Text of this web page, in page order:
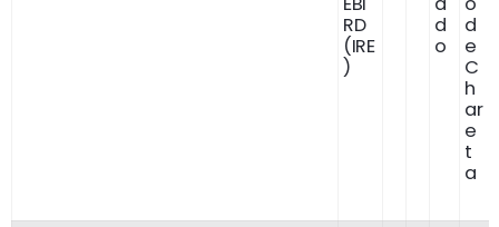
RD
(IRE
)
d
o
d
e
C
h
ar
e
t
a